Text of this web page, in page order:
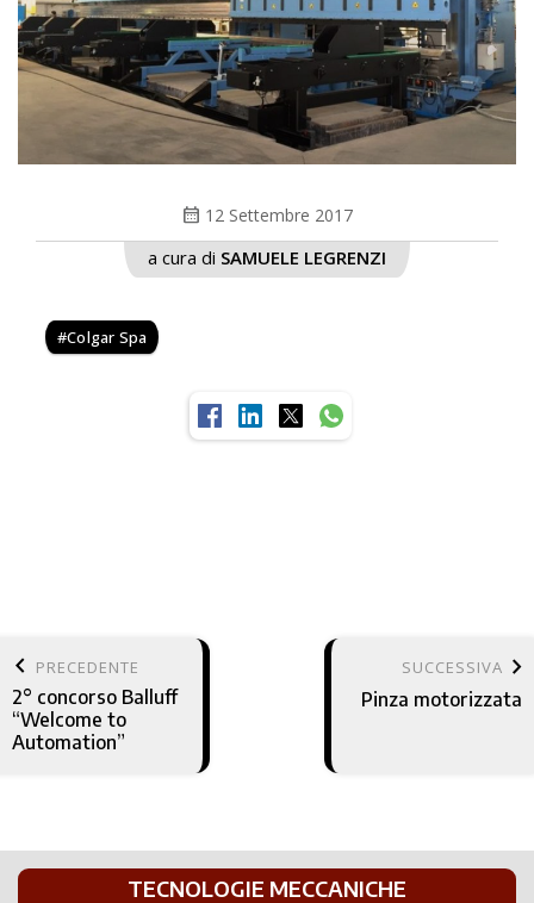
calendar_month 12 Settembre 2017
a cura di SAMUELE LEGRENZI
Colgar Spa
keyboard_arrow_left PRECEDENTE
2° concorso Balluff
“Welcome to
Automation”
SUCCESSIVA keyboard_arrow_right
Pinza motorizzata
TECNOLOGIE MECCANICHE